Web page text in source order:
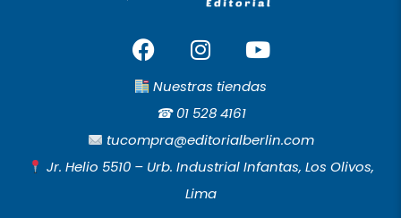
F
a
c
b
o
o
I
n
s
t
a
g
r
a
Y
o
u
u
b
e
Nuestras tiendas
☎︎01 528 4161
tucompra@editorialberlin.com
Jr. Helio 5510 – Urb. Industrial Infantas, Los Olivos,
Lima